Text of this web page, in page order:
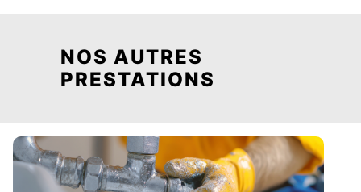
NOS AUTRES
PRESTATIONS